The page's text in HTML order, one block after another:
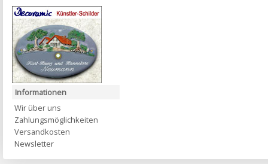
Informationen
Wir über uns
Zahlungsmöglichkeiten
Versandkosten
Newsletter